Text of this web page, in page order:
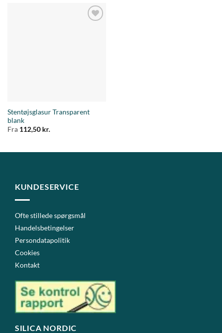
Stentøjsglasur Transparent
blank
Fra 112,50 kr.
KUNDESERVICE
Ofte stillede spørgsmål
Handelsbetingelser
Persondatapolitik
Cookies
Kontakt
SILICA NORDIC